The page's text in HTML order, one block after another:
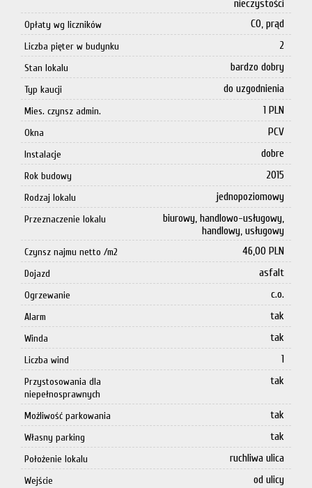
nieczystości
Opłaty wg liczników CO, prąd
Liczba pięter w budynku 2
Stan lokalu bardzo dobry
Typ kaucji do uzgodnienia
Mies. czynsz admin. 1 PLN
Okna PCV
Instalacje dobre
Rok budowy 2015
Rodzaj lokalu jednopoziomowy
Przeznaczenie lokalu
biurowy, handlowo-usługowy,
handlowy, usługowy
Czynsz najmu netto /m2 46,00 PLN
Dojazd asfalt
Ogrzewanie c.o.
Alarm tak
Winda tak
Liczba wind 1
Przystosowania dla
niepełnosprawnych
tak
Możliwość parkowania tak
Własny parking tak
Położenie lokalu ruchliwa ulica
Wejście od ulicy